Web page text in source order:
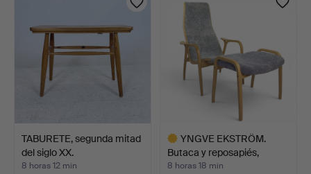
TABURETE, segunda mitad
del siglo XX.
8 horas 12 min
YNGVE EKSTRÖM.
Butaca y reposapiés,
"Lamin…
8 horas 18 min